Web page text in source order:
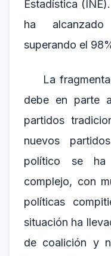
Estadística
ha
superando el
La
debe en parte
partidos
nuevos
político se
complejo, con
políticas
situación ha
de coalición y